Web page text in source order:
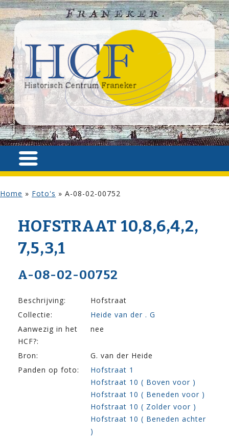
Home » Foto's » A-08-02-00752
HOF­STRAAT 10,8,6,4,2,
7,5,3,1
A-08-02-00752
Beschrijving:
Hofstraat
Collectie:
Heide van der . G
Aanwezig in het
HCF?:
nee
Bron:
G. van der Heide
Panden op foto:
Hofstraat 1
Hofstraat 10 ( Boven voor )
Hofstraat 10 ( Beneden voor )
Hofstraat 10 ( Zolder voor )
Hofstraat 10 ( Beneden achter
)